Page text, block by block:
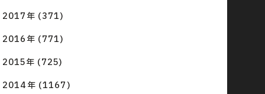
2017年 (371)
2016年 (771)
2015年 (725)
2014年 (1167)